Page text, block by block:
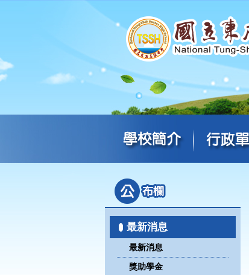
最新消息
最新消息
獎助學金